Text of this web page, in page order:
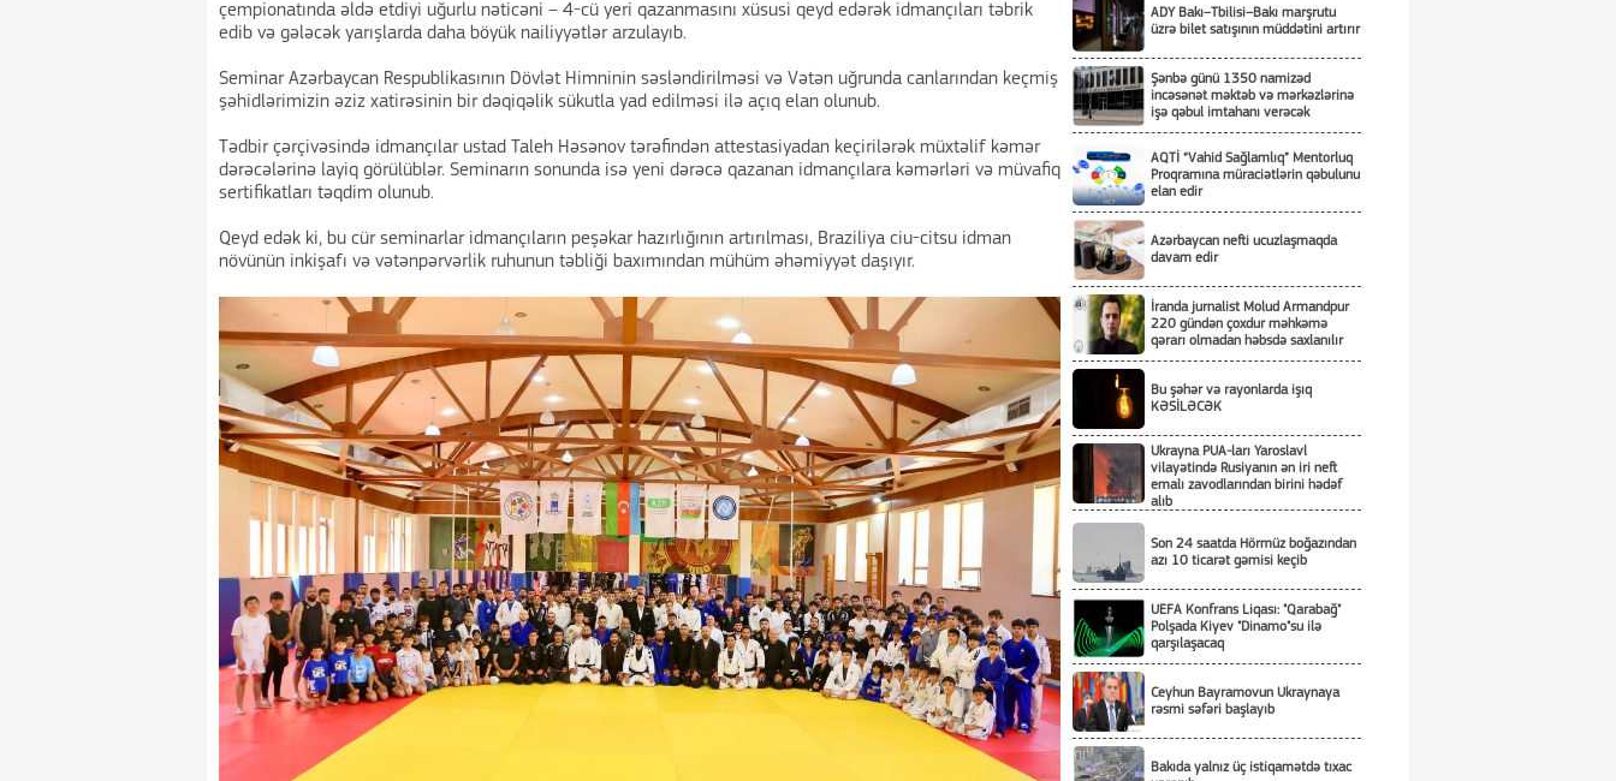
çempionatında əldə etdiyi uğurlu nəticəni – 4-cü yeri qazanmasını xüsusi qeyd edərək idmançıları təbrik
edib və gələcək yarışlarda daha böyük nailiyyətlər arzulayıb.
Seminar Azərbaycan Respublikasının Dövlət Himninin səsləndirilməsi və Vətən uğrunda canlarından keçmiş
şəhidlərimizin əziz xatirəsinin bir dəqiqəlik sükutla yad edilməsi ilə açıq elan olunub.
Tədbir çərçivəsində idmançılar ustad Taleh Həsənov tərəfindən attestasiyadan keçirilərək müxtəlif kəmər
dərəcələrinə layiq görülüblər. Seminarın sonunda isə yeni dərəcə qazanan idmançılara kəmərləri və müvafiq
sertifikatları təqdim olunub.
Qeyd edək ki, bu cür seminarlar idmançıların peşəkar hazırlığının artırılması, Braziliya ciu-citsu idman
növünün inkişafı və vətənpərvərlik ruhunun təbliği baxımından mühüm əhəmiyyət daşıyır.
ADY Bakı–Tbilisi–Bakı marşrutu
üzrə bilet satışının müddətini artırır
Şənbə günü 1350 namizəd
incəsənət məktəb və mərkəzlərinə
işə qəbul imtahanı verəcək
AQTİ “Vahid Sağlamlıq” Mentorluq
Proqramına müraciətlərin qəbulunu
elan edir
Azərbaycan nefti ucuzlaşmaqda
davam edir
İranda jurnalist Molud Armandpur
220 gündən çoxdur məhkəmə
qərarı olmadan həbsdə saxlanılır
Bu şəhər və rayonlarda işıq
KƏSİLƏCƏK
Ukrayna PUA-ları Yaroslavl
vilayətində Rusiyanın ən iri neft
emalı zavodlarından birini hədəf
alıb
Son 24 saatda Hörmüz boğazından
azı 10 ticarət gəmisi keçib
UEFA Konfrans Liqası: "Qarabağ"
Polşada Kiyev "Dinamo"su ilə
qarşılaşacaq
Ceyhun Bayramovun Ukraynaya
rəsmi səfəri başlayıb
Bakıda yalnız üç istiqamətdə tıxac